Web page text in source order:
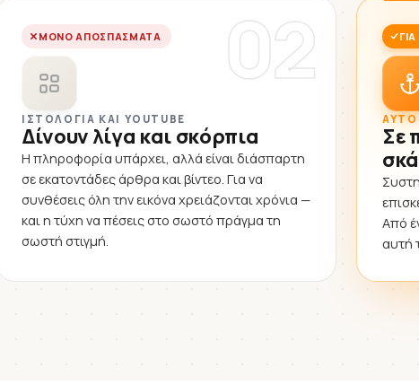
02
ΜΌΝΟ ΑΠΟΣΠΆΣΜΑΤΑ
ΙΣΤΟΛΌΓΙΑ ΚΑΙ YOUTUBE
Δίνουν λίγα και σκόρπια
Η πληροφορία υπάρχει, αλλά είναι διάσπαρτη
σε εκατοντάδες άρθρα και βίντεο. Για να
συνθέσεις όλη την εικόνα χρειάζονται χρόνια —
και η τύχη να πέσεις στο σωστό πράγμα τη
σωστή στιγμή.
Σε
Από
αυτή